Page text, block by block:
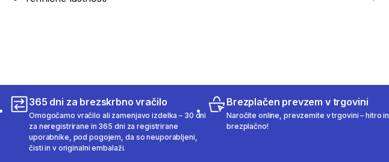
365 dni za brezskrbno vračilo
Omogočamo vračilo ali zamenjavo izdelka – 30 dni
za neregistrirane in 365 dni za registrirane
uporabnike, pod pogojem, da so neuporabljeni,
čisti in v originalni embalaži.
Brezplačen prevzem v trgovini
Naročite online, prevzemite v trgovini – hitro in
brezplačno!